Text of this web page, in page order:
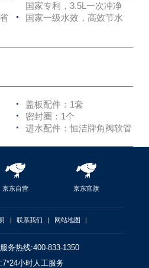
国家专利，3.5L一次冲净
国家一级水效，高效节水
盖板配件：1套
密封圈：1个
进水配件：恒洁牌角阀软管
京东自营 京东官旗
| 联系我们 | 网站地图 |
务热线:400-833-1350
小时人工服务